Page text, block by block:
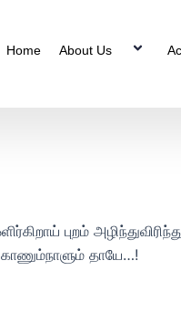
Home About Us
புறம்
தாயே…!